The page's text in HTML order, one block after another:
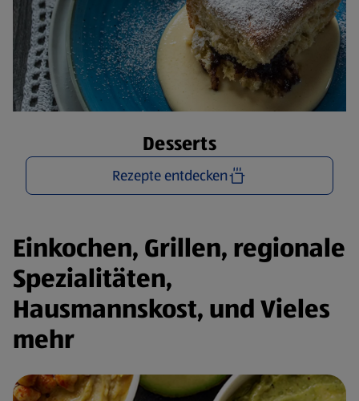
Desserts
Rezepte entdecken
Einkochen, Grillen, regionale
Spezialitäten,
Hausmannskost, und Vieles
mehr